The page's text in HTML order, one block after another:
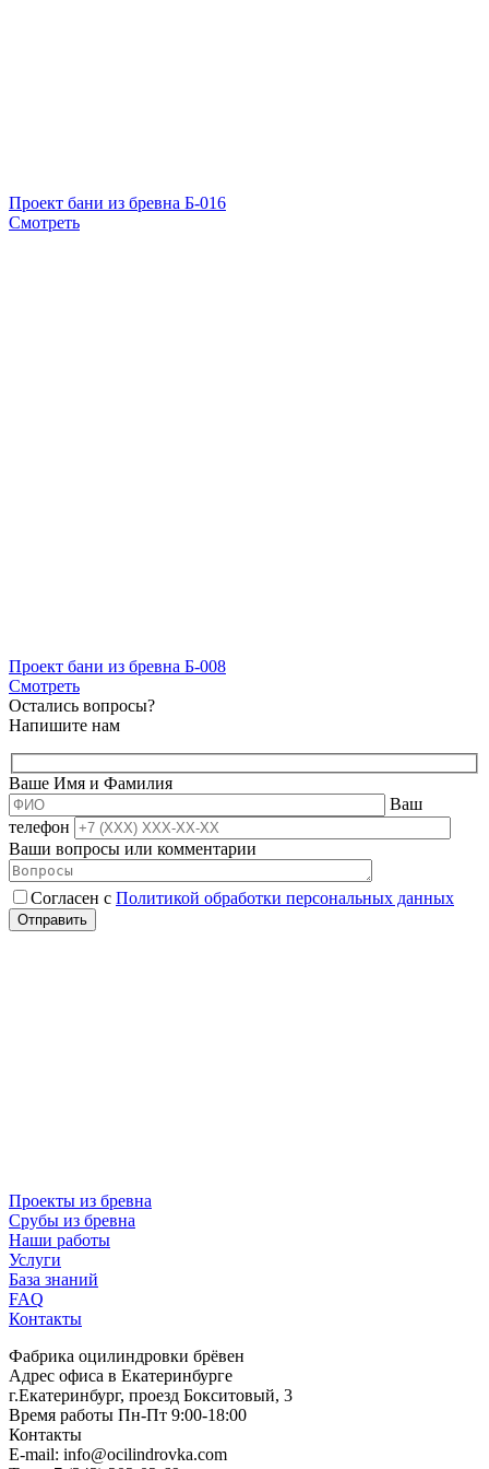
Проект бани из бревна Б-016
Смотреть
Проект бани из бревна Б-008
Смотреть
Остались вопросы?
Напишите нам
Ваше Имя и Фамилия
Ваш
телефон
Ваши вопросы или комментарии
Согласен с Политикой обработки персональных данных
Проекты из бревна
Срубы из бревна
Наши работы
Услуги
База знаний
FAQ
Контакты
Фабрика оцилиндровки брёвен
Адрес офиса в Екатеринбурге
г.Екатеринбург, проезд Бокситовый, 3
Время работы Пн-Пт 9:00-18:00
Контакты
E-mail: info@ocilindrovka.com